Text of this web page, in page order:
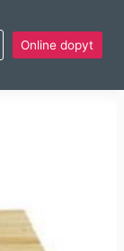
Online dopyt